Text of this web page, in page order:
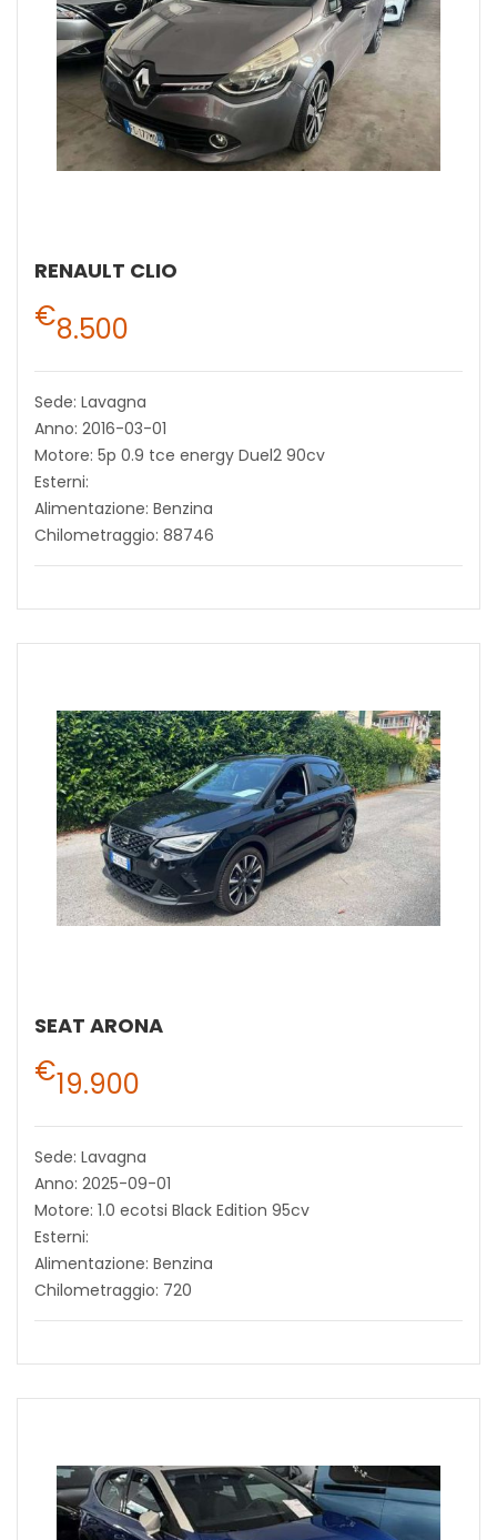
RENAULT CLIO
€8.500
Sede: Lavagna
Anno: 2016-03-01
Motore: 5p 0.9 tce energy Duel2 90cv
Esterni:
Alimentazione: Benzina
Chilometraggio: 88746
SEAT ARONA
€19.900
Sede: Lavagna
Anno: 2025-09-01
Motore: 1.0 ecotsi Black Edition 95cv
Esterni:
Alimentazione: Benzina
Chilometraggio: 720